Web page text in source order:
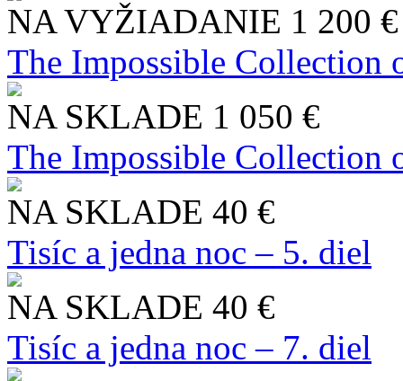
NA VYŽIADANIE 1 200 €
The Impossible Collection
NA SKLADE 1 050 €
The Impossible Collection
NA SKLADE 40 €
Tisíc a jedna noc – 5. diel
NA SKLADE 40 €
Tisíc a jedna noc – 7. diel